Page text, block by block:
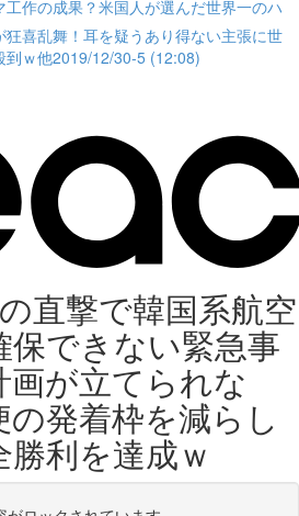
工作の成果？米国人が選んだ世界一のハ
狂喜乱舞！耳を疑うあり得ない主張に世
到ｗ他2019/12/30-5 (12:08)
直撃で韓国系航空
保できない緊急事
が立てられな
発着枠を減らし
利を達成ｗ